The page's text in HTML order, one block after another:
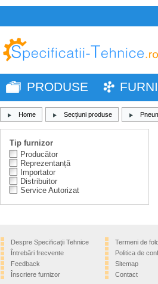
PRODUSE
Home Secțiuni produse
Tip furnizor
Producător
Reprezentanță
Importator
Distribuitor
Service Autorizat
Despre Specificaţii Tehnice
Întrebări frecvente
Feedback
Înscriere furnizor
Termeni de
Politica de
Sitemap
Contact